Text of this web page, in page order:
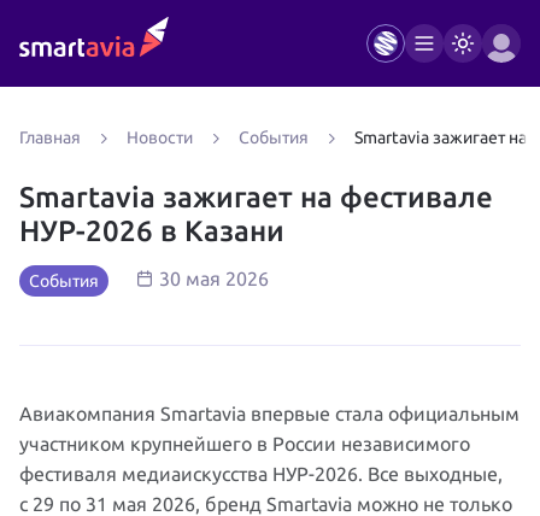
Главная Новости Cобытия Smartavia зажигает на
Smartavia зажигает на фестивале
НУР-2026 в Казани
Cобытия 30 мая 2026
Авиакомпания Smartavia впервые стала официальным
участником крупнейшего в России независимого
фестиваля медиаискусства НУР-2026. Все выходные,
с 29 по 31 мая 2026, бренд Smartavia можно не только